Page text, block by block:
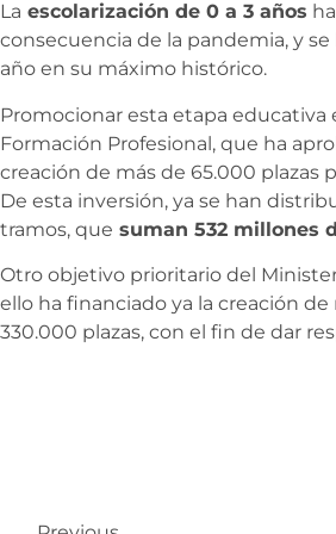
La escolarización de 0 a 3 años
consecuencia de la pandemia, y
año en su máximo histórico.
Promocionar esta etapa
Formación Profesional, que ha
creación de más de 65.000 plazas
De esta inversión, ya se han
tramos, que suman 532 millones
Otro objetivo prioritario del
ello ha financiado ya la creación de
330.000 plazas, con el fin de dar